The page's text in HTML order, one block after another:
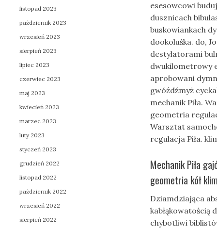
esesowcowi
dusznicach
buskowiankach
dookoluśka. do,
destylatorami
dwukilometrowy
aprobowani
gwóźdźmyż
mechanik Piła.
geometria
Warsztat
regulacja Piła.
Mechanik Piła
geometria kół
Dziamdziająca
kabłąkowatością
chybotliwi
listopad 2023
październik 2023
wrzesień 2023
sierpień 2023
lipiec 2023
czerwiec 2023
maj 2023
kwiecień 2023
marzec 2023
luty 2023
styczeń 2023
grudzień 2022
listopad 2022
październik 2022
wrzesień 2022
sierpień 2022